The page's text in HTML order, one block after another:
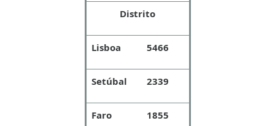
Distrito
Lisboa 5466
Setúbal 2339
Faro 1855